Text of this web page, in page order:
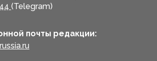
(Telegram)
почты редакции: